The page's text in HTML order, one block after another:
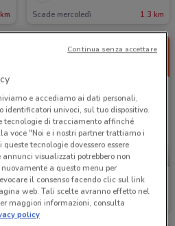
Scade mercoledì 1.3 km
-4 GIORNI
Unes
Scade martedì
e accediamo ai dati personali,
identificatori univoci, sul tuo dispositivo.
tecnologie di tracciamento affinché
voce "Noi e i nostri partner trattiamo i
tecnologie dovessero essere
visualizzati potrebbero non
a questo menu per
il consenso facendo clic sul link
web. Tali scelte avranno effetto nel
maggiori informazioni, consulta
policy
Continua senza accettare